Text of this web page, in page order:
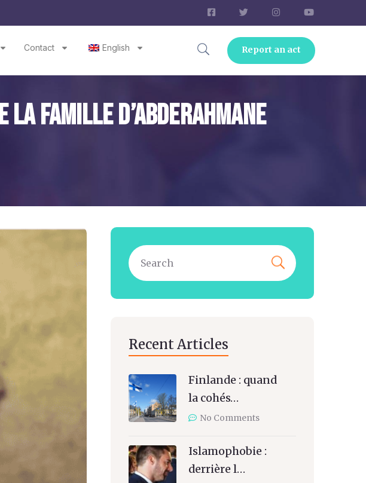
Contact English Report an act
Famille D’Abderahmane
Recent Articles
Finlande : quand
la cohés…
No Comments
Islamophobie :
derrière l…